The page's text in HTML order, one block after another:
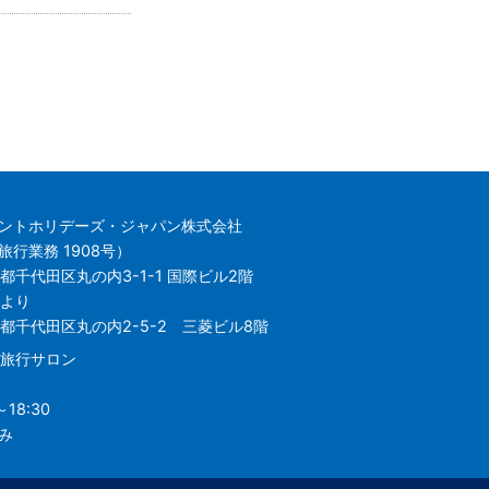
トホリデーズ・ジャパン株式会社
行業務 1908号）
千代田区丸の内3-1-1 国際ビル2階
り
千代田区丸の内2-5-2 三菱ビル8階
行サロン
18:30